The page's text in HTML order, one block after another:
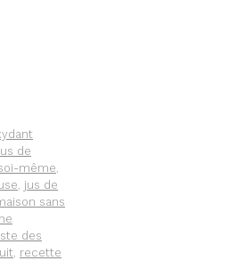
de
même,
, jus de
sans
des
, recette